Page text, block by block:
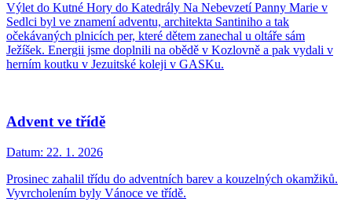
Výlet do Kutné Hory do Katedrály Na Nebevzetí Panny Marie v
Sedlci byl ve znamení adventu, architekta Santiniho a tak
očekávaných plnicích per, které dětem zanechal u oltáře sám
Ježíšek. Energii jsme doplnili na obědě v Kozlovně a pak vydali v
herním koutku v Jezuitské koleji v GASKu.
Advent ve třídě
Datum: 22. 1. 2026
Prosinec zahalil třídu do adventních barev a kouzelných okamžiků.
Vyvrcholením byly Vánoce ve třídě.